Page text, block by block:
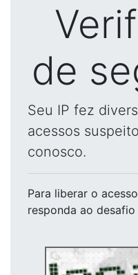
de
Seu IP fez
acessos
conosco.
Para liberar o acesso
responda ao desafio